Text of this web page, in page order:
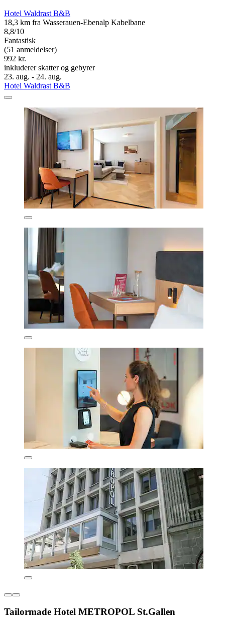
Hotel Waldrast B&B
18,3 km fra Wasserauen-Ebenalp Kabelbane
8,8/10
Fantastisk
(51 anmeldelser)
992 kr.
inkluderer skatter og gebyrer
23. aug. - 24. aug.
Hotel Waldrast B&B
Tailormade Hotel METROPOL St.Gallen